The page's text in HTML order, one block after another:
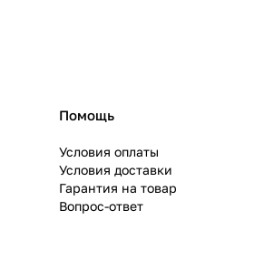
Помощь
Условия оплаты
Условия доставки
Гарантия на товар
Вопрос-ответ